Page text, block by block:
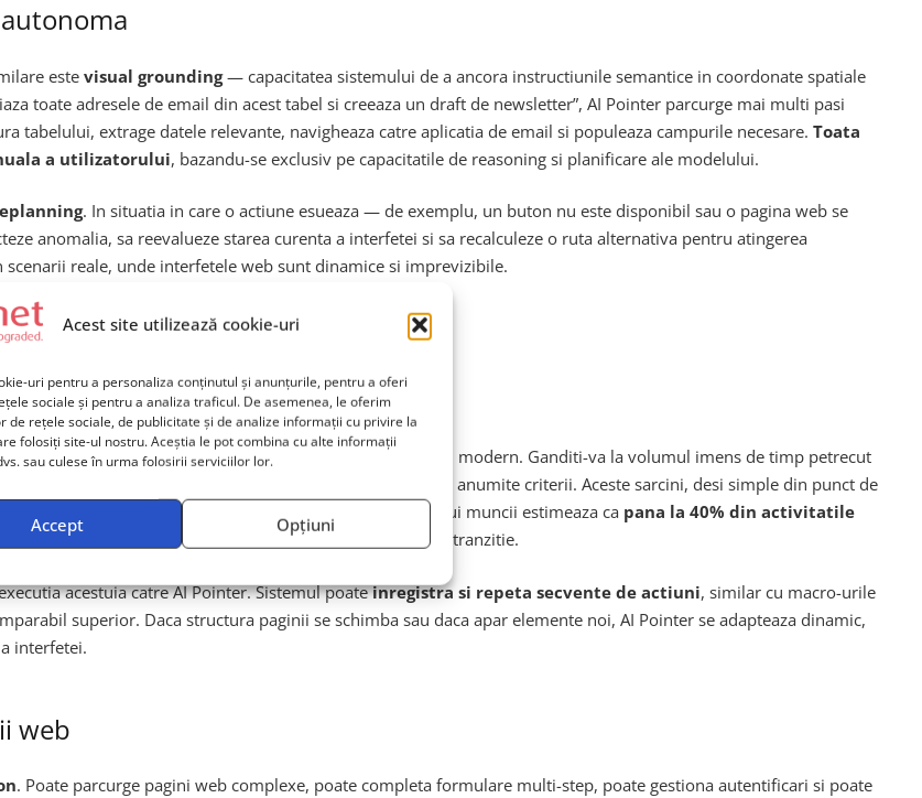
Acest site utilizează cookie-uri
uri pentru a personaliza conținutul și anunțurile, pentru a oferi
sociale și pentru a analiza traficul. De asemenea, le oferim
de rețele sociale, de publicitate și de analize informații cu privire la
folosiți site-ul nostru. Aceștia le pot combina cu alte informații
sau culese în urma folosirii serviciilor lor.
Accept Opțiuni
este visual grounding— capacitatea sistemului de a ancora instructiunile semantice in coordonate spatiale
toate adresele de email din acest tabel si creeaza un draft de newsletter”, AI Pointer parcurge mai multi pasi
tabelului, extrage datele relevante, navigheaza catre aplicatia de email si populeaza campurile necesare. Toata
a utilizatorului, bazandu-se exclusiv pe capacitatile de reasoning si planificare ale modelului.
. In situatia in care o actiune esueaza — de exemplu, un buton nu este disponibil sau o pagina web se
anomalia, sa reevalueze starea curenta a interfetei si sa recalculeze o ruta alternativa pentru atingerea
reale, unde interfetele web sunt dinamice si imprevizibile.
workflow-urilor repetitivespecifice mediului de lucru modern. Ganditi-va la volumul imens de timp petrecut
cu aceleasi informatii sau reorganizand fisiere dupa anumite criterii. Aceste sarcini, desi simple din punct de
angajat mediu. Studiile din domeniul managementului muncii estimeaza ca pana la 40% din activitatile
actuale, iar AI Pointer accelereaza dramatic aceasta tranzitie.
acestuia catre AI Pointer. Sistemul poateinregistra si repeta secvente de actiuni, similar cu macro-urile
superior. Daca structura paginii se schimba sau daca apar elemente noi, AI Pointer se adapteaza dinamic,
interfetei.
web
. Poate parcurge pagini web complexe, poate completa formulare multi-step, poate gestiona autentificari si poate